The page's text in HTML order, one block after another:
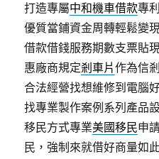
打造專屬中和機車借款專
優質當鋪資金周轉輕鬆變
借款借錢服務期數支票貼
惠廠商規定剎車片作為信
合法經營找想維修到電腦
找專業製作案例系列產品
移民方式專業美國移民申
民，強制來就借好商量如